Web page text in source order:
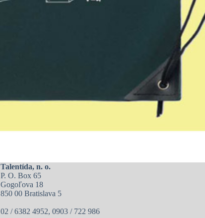
Talentída, n. o.
P. O. Box 65
Gogoľova 18
850 00 Bratislava 5
02 / 6382 4952, 0903 / 722 986